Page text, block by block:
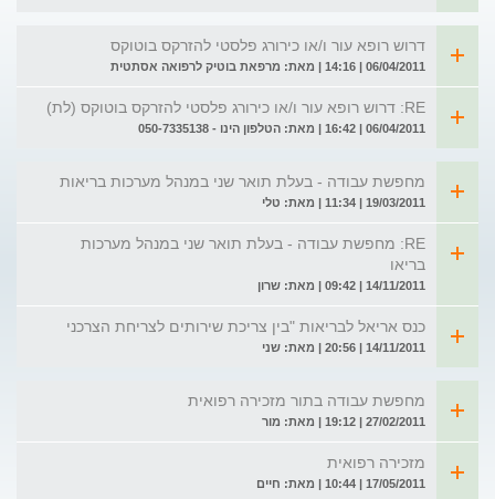
דרוש רופא עור ו/או כירורג פלסטי להזרקס בוטוקס
06/04/2011 | 14:16 | מאת: מרפאת בוטיק לרפואה אסתטית
RE: דרוש רופא עור ו/או כירורג פלסטי להזרקס בוטוקס (לת)
06/04/2011 | 16:42 | מאת: הטלפון הינו - 050-7335138
מחפשת עבודה - בעלת תואר שני במנהל מערכות בריאות
19/03/2011 | 11:34 | מאת: טלי
RE: מחפשת עבודה - בעלת תואר שני במנהל מערכות
בריאו
14/11/2011 | 09:42 | מאת: שרון
כנס אריאל לבריאות "בין צריכת שירותים לצריחת הצרכני
14/11/2011 | 20:56 | מאת: שני
מחפשת עבודה בתור מזכירה רפואית
27/02/2011 | 19:12 | מאת: מור
מזכירה רפואית
17/05/2011 | 10:44 | מאת: חיים